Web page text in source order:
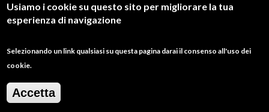
Mostra tutti
Quale esperienza vuoi
Usiamo i cookie su questo sito per migliorare la tua
esperienza di navigazione
Selezionando un link qualsiasi su questa pagina darai il consenso all'uso dei
cookie.
Accetta